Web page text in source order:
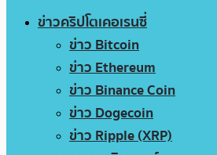
ข่าวคริปโตเคอเรนซี่
ข่าว Bitcoin
ข่าว Ethereum
ข่าว Binance Coin
ข่าว Dogecoin
ข่าว Ripple (XRP)